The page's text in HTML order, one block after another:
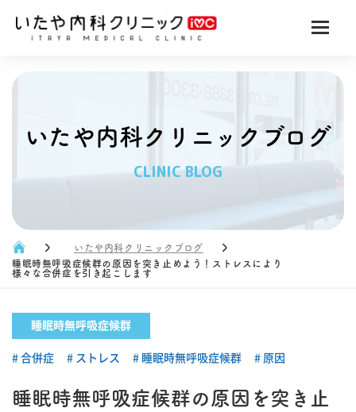
いたや内科クリニックブログ
CLINIC BLOG
いたや内科クリニックブログ
睡眠時無呼吸症候群の原因を突き止めよう！ストレスにより
様々な合併症を引き起こします
睡眠時無呼吸症候群
合併症 ストレス 睡眠時無呼吸症候群 原因
睡眠時無呼吸症候群の原因を突き止